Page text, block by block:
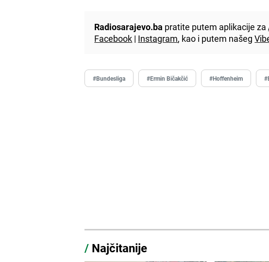
Radiosarajevo.ba pratite putem aplikacije za
Facebook | Instagram, kao i putem našeg
#Bundesliga #Ermin Bičakčić #Hoffenheim
/ Najčitanije